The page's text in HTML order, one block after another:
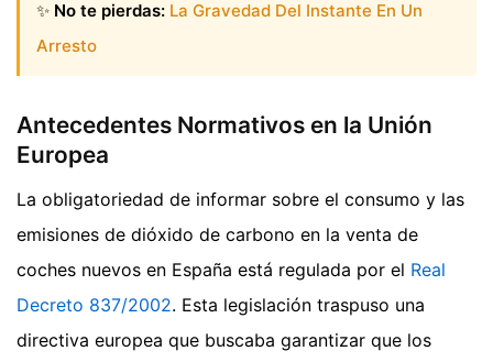
✨ No te pierdas: La Gravedad Del Instante En Un
Arresto
Antecedentes Normativos en la Unión
Europea
La obligatoriedad de informar sobre el consumo y las
emisiones de dióxido de carbono en la venta de
coches nuevos en España está regulada por el Real
Decreto 837/2002. Esta legislación traspuso una
directiva europea que buscaba garantizar que los